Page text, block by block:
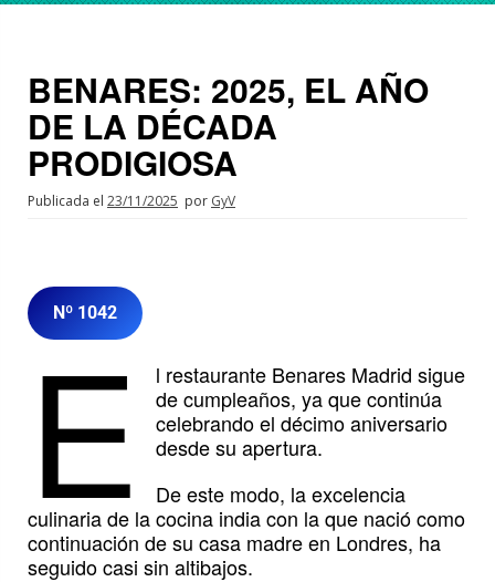
BENARES: 2025, EL AÑO
DE LA DÉCADA
PRODIGIOSA
Publicada el 23/11/2025 por GyV
Nº 1042
E
l restaurante Benares Madrid sigue
de cumpleaños, ya que continúa
celebrando el décimo aniversario
desde su apertura.
De este modo, la excelencia
culinaria de la cocina india con la que nació como
continuación de su casa madre en Londres, ha
seguido casi sin altibajos.